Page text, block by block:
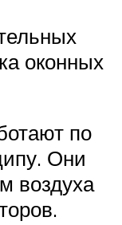
оконных
по
Они
воздуха